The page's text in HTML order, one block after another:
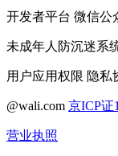
开发者平台 微信公
未成年人防沉迷系
用户应用权限 隐私
@wali.com 京ICP证
营业执照